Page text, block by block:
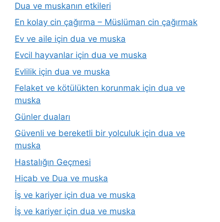
Dua ve muskanın etkileri
En kolay cin çağırma – Müslüman cin çağırmak
Ev ve aile için dua ve muska
Evcil hayvanlar için dua ve muska
Evlilik için dua ve muska
Felaket ve kötülükten korunmak için dua ve
muska
Günler duaları
Güvenli ve bereketli bir yolculuk için dua ve
muska
Hastalığın Geçmesi
Hicab ve Dua ve muska
İş ve kariyer için dua ve muska
İş ve kariyer için dua ve muska